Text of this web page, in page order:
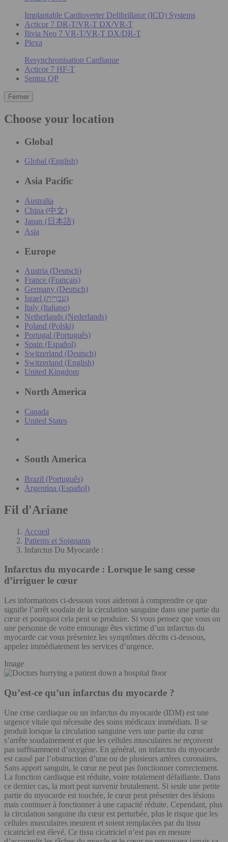
Implantable Cardioverter Defibrillator (ICD) Systems
Acticor 7 DR-T/VR-T DX/VR-T
Ilivia Neo 7 VR-T/VR-T DX/DR-T
Plexa
Resynchronisation Cardiaque
Acticor 7 HF-T
Sentus QP
Fermer
Choose your location
Global
Global (English)
Asia Pacific
Australia
China (中文)
Japan (日本語)
Asia
Europe
Austria (Deutsch)
France (Français)
Germany (Deutsch)
Israel (עִברִית)
Italy (Italiano)
Netherlands (Nederlands)
Poland (Polski)
Portugal (Português)
Spain (Español)
Switzerland (Deutsch)
Switzerland (English)
United Kingdom
North America
Canada
United States
South America
Brazil (Português)
Argentina (Español)
Fil d'Ariane
Accueil
Patients et Soignants
Infarctus Du Myocarde :
Infarctus du myocarde : Lorsque le sang cesse
d’irriguer le cœur
Les informations ci-dessous vous aideront à comprendre ce que
signifie l’arrêt soudain de la circulation sanguine dans une partie du
cœur et pourquoi cela peut se produire. Si vous pensez que vous ou
une personne de votre entourage êtes victime d’un infarctus du
myocarde car vous présentez les symptômes décrits ci-dessous,
appelez immédiatement les services d’urgence.
Image
Qu’est-ce qu’un infarctus du myocarde ?
Une crise cardiaque ou un infarctus du myocarde (IDM) est une
urgence vitale qui nécessite des soins médicaux immédiats. Il se
produit lorsque la circulation sanguine vers une partie du cœur
s’arrête soudainement et que les cellules musculaires ne reçoivent
pas suffisamment d’oxygène. En général, un infarctus du myocarde
est causé par l’obstruction d’une ou de plusieurs artères coronaires.
Sans apport sanguin, le cœur ne peut pas fonctionner correctement.
La fonction cardiaque est réduite, voire totalement défaillante. Dans
ce dernier cas, la mort peut survenir brutalement. Si seule une petite
partie du myocarde est touchée, le cœur peut présenter des lésions
mais continuer à fonctionner à une capacité réduite. Cependant, plus
la circulation sanguine du cœur est perturbée, plus le risque que les
cellules musculaires meurent et soient remplacées par du tissu
cicatriciel est élevé. Ce tissu cicatriciel n’est pas en mesure